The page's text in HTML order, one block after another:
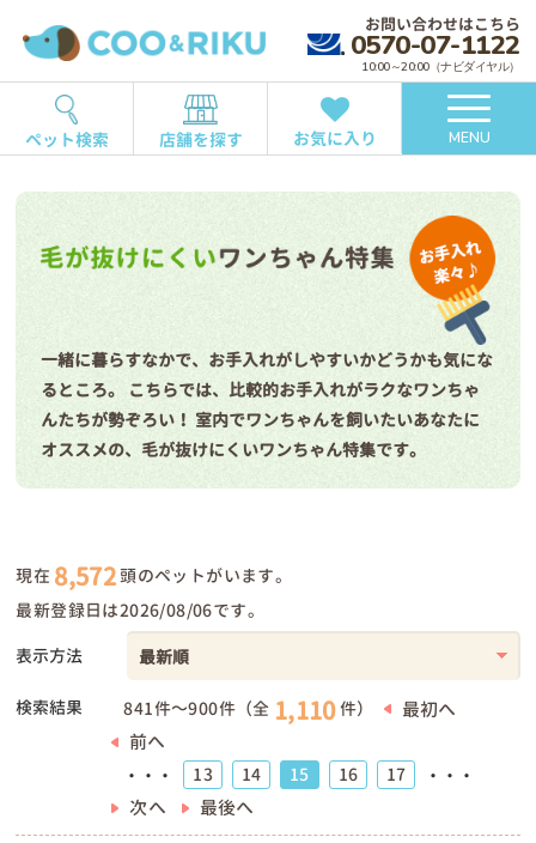
お問い合わせはこちら
0570-07-1122
10:00～20:00（ナビダイヤル）
ペット検索 店舗を探す お気に入り MENU
一緒に暮らすなかで、お手入れがしやすいかどうかも気にな
るところ。
こちらでは、比較的お手入れがラクなワンちゃ
んたちが勢ぞろい！ 室内でワンちゃんを飼いたいあなたに
オススメの、毛が抜けにくいワンちゃん特集です。
現在 8,572頭のペットがいます。
最新登録日は2026/08/06です。
表示方法
検索結果 841件～900件（全 1,110件）
最初へ
前へ
・・・ 13 14 15 16 17 ・・・
次へ 最後へ